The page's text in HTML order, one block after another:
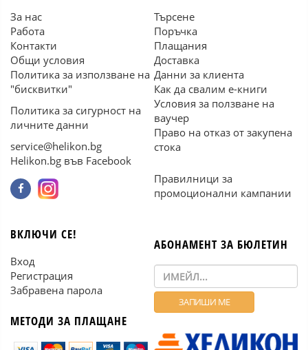
За нас
Работа
Контакти
Общи условия
Политика за използване на
"бисквитки"
Политика за сигурност на
личните данни
service@helikon.bg
Helikon.bg във Facebook
Търсене
Поръчка
Плащания
Доставка
Данни за клиента
Как да свалим е-книги
Условия за ползване на
ваучер
Право на отказ от закупена
стока
Правилници за
промоционални кампании
ВКЛЮЧИ СЕ!
Вход
Регистрация
Забравена парола
МЕТОДИ ЗА ПЛАЩАНЕ
АБОНАМЕНТ ЗА БЮЛЕТИН